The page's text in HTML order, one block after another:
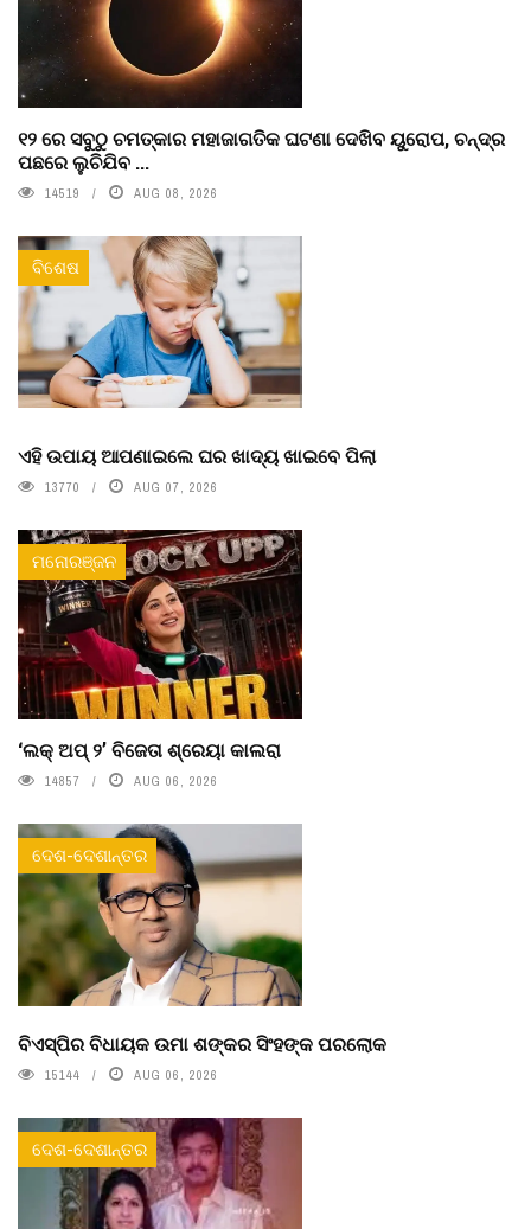
୧୨ ରେ ସବୁଠୁ ଚମତ୍କାର ମହାଜାଗତିକ ଘଟଣା ଦେଖିବ ୟୁରୋପ, ଚନ୍ଦ୍ର
ପଛରେ ଲୁଚିଯିବ ...
14519 AUG 08, 2026
ବିଶେଷ
ଏହି ଉପାୟ ଆପଣାଇଲେ ଘର ଖାଦ୍ୟ ଖାଇବେ ପିଲା
13770 AUG 07, 2026
ମନୋରଞ୍ଜନ
‘ଲକ୍ ଅପ୍ ୨’ ବିଜେତା ଶ୍ରେୟା କାଲରା
14857 AUG 06, 2026
ଦେଶ-ଦେଶାନ୍ତର
ବିଏସ୍‌ପିର ବିଧାୟକ ଉମା ଶଙ୍କର ସିଂହଙ୍କ ପରଲୋକ
15144 AUG 06, 2026
ଦେଶ-ଦେଶାନ୍ତର